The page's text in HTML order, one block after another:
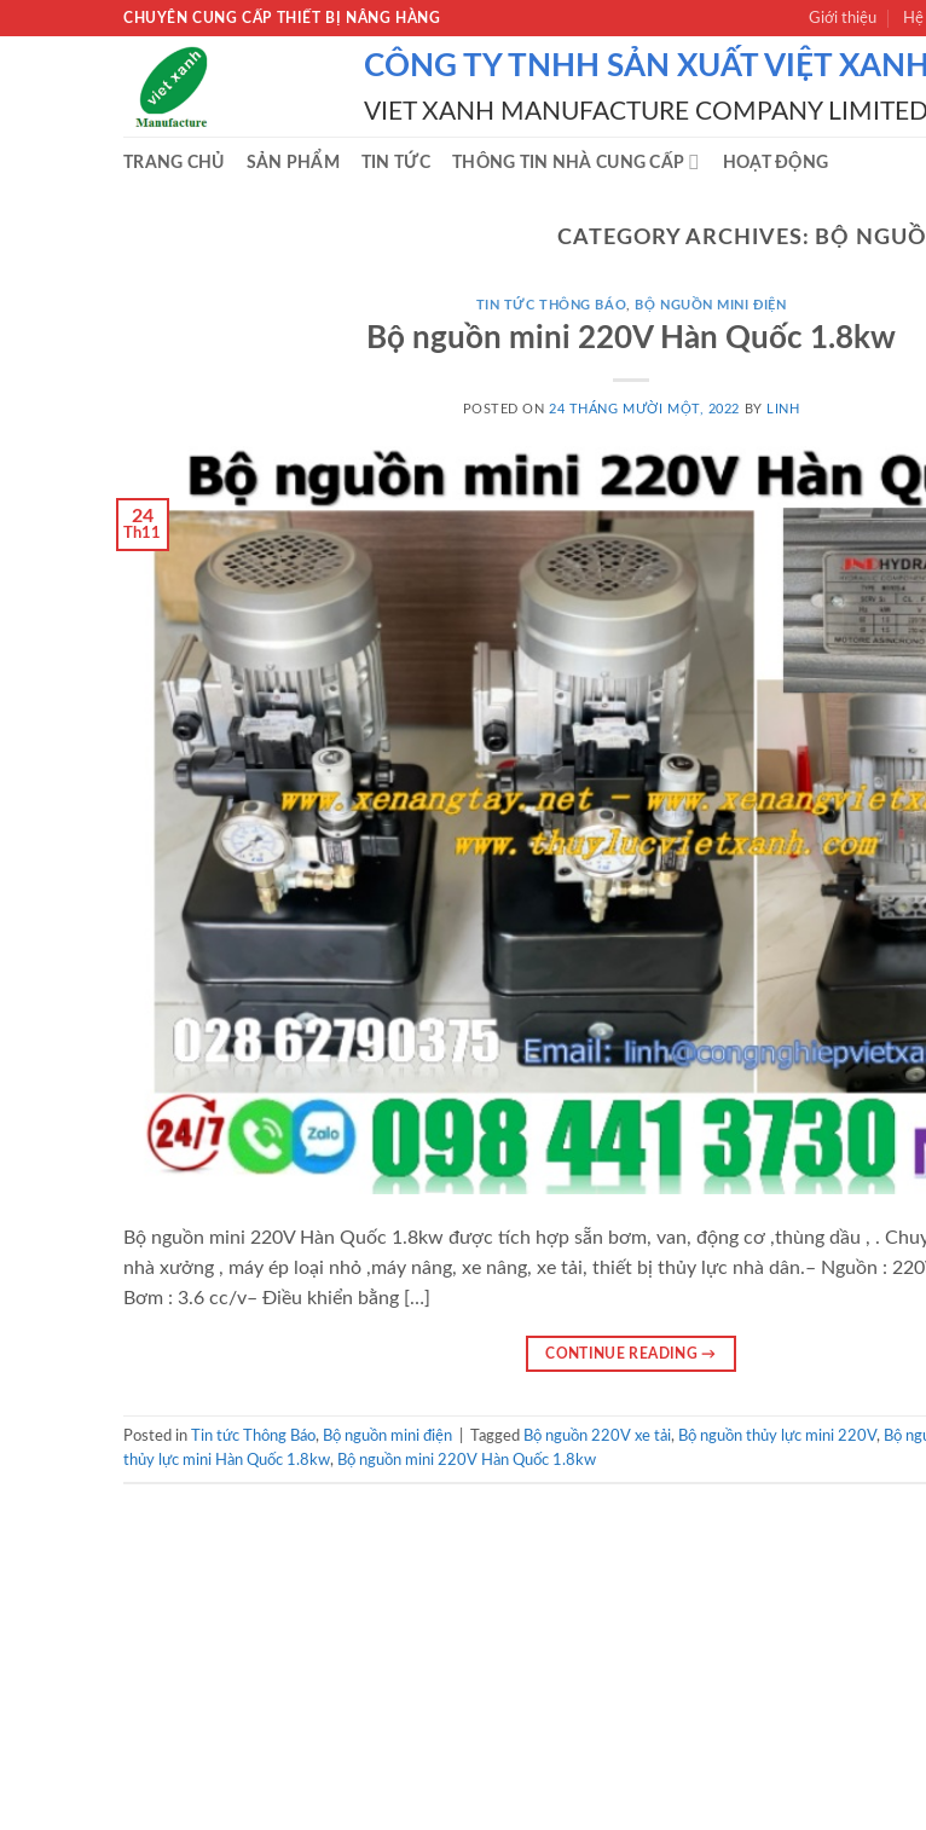
CHUYÊN CUNG CẤP THIẾT BỊ NÂNG HÀNG Giới thiệu
CÔNG TY TNHH SẢN XUẤT VIỆT XANH
VIET XANH MANUFACTURE COMPANY LIMITED
TRANG CHỦ SẢN PHẨM TIN TỨC THÔNG TIN NHÀ CUNG CẤP HOẠT ĐỘNG
CATEGORY ARCHIVES: BỘ
TIN TỨC THÔNG BÁO BỘ NGUỒN MINI ĐIỆN
Bộ nguồn mini 220V Hàn Quốc 1.8kw
POSTED ON 24 THÁNG MƯỜI MỘT, 2022 BY LINH
24
Th11
Bộ nguồn mini 220V Hàn Quốc 1.8kw được tích hợp sẵn bơm, van, động cơ ,thùng dầu , .
nhà xưởng , máy ép loại nhỏ ,máy nâng, xe nâng, xe tải, thiết bị thủy lực nhà dân.– Nguồn :
Bơm : 3.6 cc/v– Điều khiển bằng […]
CONTINUE READING→
Posted in Tin tức Thông Báo, Bộ nguồn mini điện Tagged Bộ nguồn 220V xe tải, Bộ nguồn thủy lực mini 220V, Bộ
thủy lực mini Hàn Quốc 1.8kw, Bộ nguồn mini 220V Hàn Quốc 1.8kw